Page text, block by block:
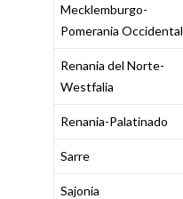
Mecklemburgo-
Pomerania Occidental
Renania del Norte-
Westfalia
Renania-Palatinado
Sarre
Sajonia